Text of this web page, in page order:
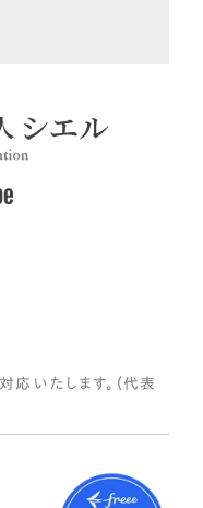
いたします。（代表